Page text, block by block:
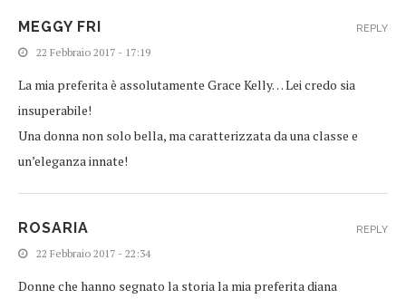
MEGGY FRI
22 Febbraio 2017 - 17:19
La mia preferita è assolutamente Grace Kelly… Lei credo sia
insuperabile!
Una donna non solo bella, ma caratterizzata da una classe e
un’eleganza innate!
REPLY
ROSARIA
22 Febbraio 2017 - 22:34
Donne che hanno segnato la storia la mia preferita diana
REPLY